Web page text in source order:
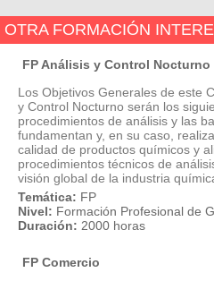
OTRA FORMACIÓN
FP Análisis y Control Nocturno
Los Objetivos Generales de este
y Control Nocturno serán los
procedimientos de análisis y las
fundamentan y, en su caso,
calidad de productos químicos y
procedimientos técnicos de
visión global de la industria
Temática: FP
Nivel: Formación Profesional de
Duración: 2000 horas
FP Comercio